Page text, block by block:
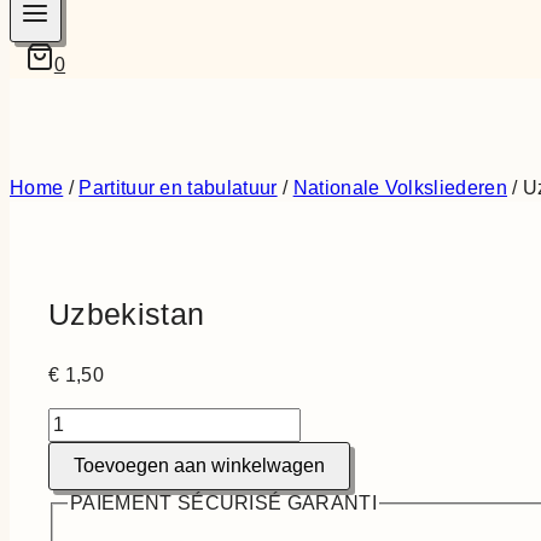
0
Home / Partituur en tabulatuur / Nationale Volksliederen /
Uzbekistan
€ 1,50
Uzbekistan
aantal
Toevoegen aan winkelwagen
PAIEMENT SÉCURISÉ GARANTI